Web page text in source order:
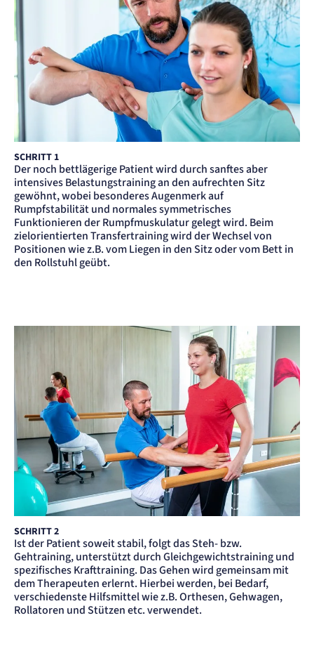
SCHRITT 1
Der noch bettlägerige Patient wird durch sanftes aber
intensives Belastungstraining an den aufrechten Sitz
gewöhnt, wobei besonderes Augenmerk auf
Rumpfstabilität und normales symmetrisches
Funktionieren der Rumpfmuskulatur gelegt wird. Beim
zielorientierten Transfertraining wird der Wechsel von
Positionen wie z.B. vom Liegen in den Sitz oder vom Bett in
den Rollstuhl geübt.
SCHRITT 2
Ist der Patient soweit stabil, folgt das Steh- bzw.
Gehtraining, unterstützt durch Gleichgewichtstraining und
spezifisches Krafttraining. Das Gehen wird gemeinsam mit
dem Therapeuten erlernt. Hierbei werden, bei Bedarf,
verschiedenste Hilfsmittel wie z.B. Orthesen, Gehwagen,
Rollatoren und Stützen etc. verwendet.
etracker Analytics
_et_coid
Anbieter:
etracker GmbH
Zweck:
Cookie Erkennung
etracker Analytics
Name:
et_allow_cookies
Anbieter:
etracker GmbH
Zweck:
Es erlaubt eTracker Cookies zu setzen.
Cookie Laufzeit:
Zweck:
Erkennung, ob bei dem Besucher die Scrolltiefe gemessen wird.
Cookie Laufzeit:
24 Std.
STELLENANGEBOTE
SmartRecruiters
Name:
OptanonConsent, datadome, __cf_bm u.A.
Anbieter:
SmartRecruiters GmbH
Zweck:
Speichert die ausgewählten Filter-Eigenschaften des Benutzers, um die entsprechenden
Stellenangebote anzeigen zu können.
Cookie Laufzeit:
535 Tage